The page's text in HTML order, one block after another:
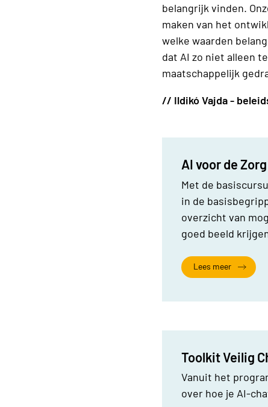
belangrijk vinden.
maken van het
welke waarden
dat AI zo niet alleen
maatschappelijk
// Ildikó Vajda -
AI voor de
Met de
in de
overzicht van
goed beeld
Lees meer
Toolkit Veilig
Vanuit het
over hoe je AI-